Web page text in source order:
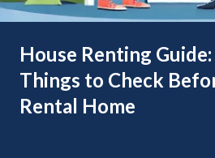
House Renting
Things to Check
Rental Home